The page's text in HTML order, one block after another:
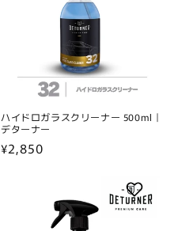
ハイドロガラスクリーナー 500ml｜
デターナー
通
¥2,850